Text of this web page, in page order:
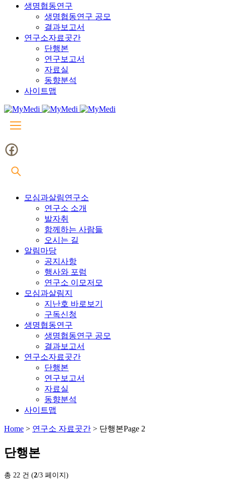
생명협동연구
생명협동연구 공모
결과보고서
연구소자료곳간
단행본
연구보고서
자료실
동향분석
사이트맵
모심과살림연구소
연구소 소개
발자취
함께하는 사람들
오시는 길
알림마당
공지사항
행사와 포럼
연구소 이모저모
모심과살림지
지난호 바로보기
구독신청
생명협동연구
생명협동연구 공모
결과보고서
연구소자료곳간
단행본
연구보고서
자료실
동향분석
사이트맵
Home > 연구소 자료곳간 > 단행본Page 2
단행본
총 22 건 (2/3 페이지)